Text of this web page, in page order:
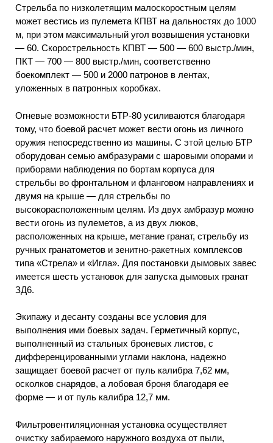
Стрельба по низколетящим малоскоростным целям
может вестись из пулемета КПВТ на дальностях до 1000
м, при этом максимальный угол возвышения установки
— 60. Скорострельность КПВТ — 500 — 600 выстр./мин,
ПКТ — 700 — 800 выстр./мин, соответственно
боекомплект — 500 и 2000 патронов в лентах,
уложенных в патронных коробках.
Огневые возможности БТР-80 усиливаются благодаря
тому, что боевой расчет может вести огонь из личного
оружия непосредственно из машины. С этой целью БТР
оборудован семью амбразурами с шаровыми опорами и
приборами наблюдения по бортам корпуса для
стрельбы во фронтальном и фланговом направлениях и
двумя на крыше — для стрельбы по
высокорасположенным целям. Из двух амбразур можно
вести огонь из пулеметов, а из двух люков,
расположенных на крыше, метание гранат, стрельбу из
ручных гранатометов и зенитно-ракетных комплексов
типа «Стрела» и «Игла». Для постановки дымовых завес
имеется шесть установок для запуска дымовых гранат
ЗД6.
Экипажу и десанту созданы все условия для
выполнения ими боевых задач. Герметичный корпус,
выполненный из стальных броневых листов, с
дифференцированными углами наклона, надежно
защищает боевой расчет от пуль калибра 7,62 мм,
осколков снарядов, а лобовая броня благодаря ее
форме — и от пуль калибра 12,7 мм.
Фильтровентиляционная установка осуществляет
очистку забираемого наружного воздуха от пыли,